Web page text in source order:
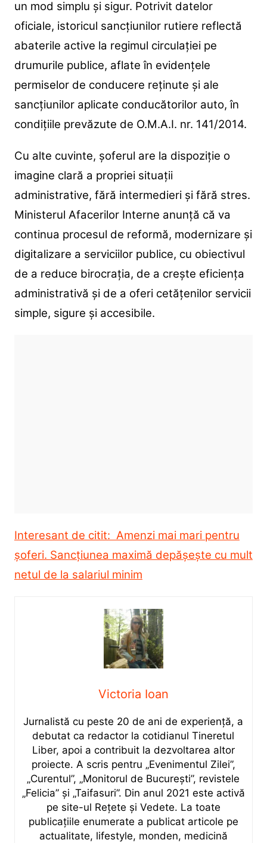
un mod simplu și sigur. Potrivit datelor
oficiale, istoricul sancțiunilor rutiere reflectă
abaterile active la regimul circulației pe
drumurile publice, aflate în evidențele
permiselor de conducere reținute și ale
sancțiunilor aplicate conducătorilor auto, în
condițiile prevăzute de O.M.A.I. nr. 141/2014.
Cu alte cuvinte, șoferul are la dispoziție o
imagine clară a propriei situații
administrative, fără intermedieri și fără stres.
Ministerul Afacerilor Interne anunță că va
continua procesul de reformă, modernizare și
digitalizare a serviciilor publice, cu obiectivul
de a reduce birocrația, de a crește eficiența
administrativă și de a oferi cetățenilor servicii
simple, sigure și accesibile.
Interesant de citit: Amenzi mai mari pentru
șoferi. Sancțiunea maximă depășește cu mult
netul de la salariul minim
Victoria Ioan
Jurnalistă cu peste 20 de ani de experiență, a
debutat ca redactor la cotidianul Tineretul
Liber, apoi a contribuit la dezvoltarea altor
proiecte. A scris pentru „Evenimentul Zilei”,
„Curentul”, „Monitorul de București”, revistele
„Felicia” și „Taifasuri”. Din anul 2021 este activă
pe site-ul Rețete și Vedete. La toate
publicațiile enumerate a publicat articole pe
actualitate, lifestyle, monden, medicină